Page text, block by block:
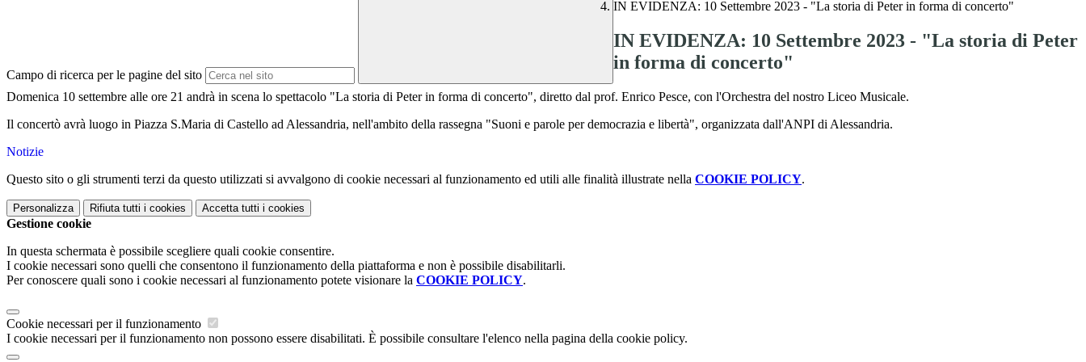
Campo di ricerca per le pagine del sito
IN EVIDENZA: 10 Settembre 2023 - "La storia di Peter in forma di concerto"
IN EVIDENZA: 10 Settembre 2023 - "La storia di Peter
in forma di concerto"
Domenica 10 settembre alle ore 21 andrà in scena lo spettacolo "La storia di Peter in forma di concerto", diretto dal prof. Enrico Pesce, con l'Orchestra del nostro Liceo Musicale.
Il concertò avrà luogo in Piazza S.Maria di Castello ad Alessandria, nell'ambito della rassegna "Suoni e parole per democrazia e libertà", organizzata dall'ANPI di Alessandria.
Notizie
Questo sito o gli strumenti terzi da questo utilizzati si avvalgono di cookie necessari al funzionamento ed utili alle finalità illustrate nella COOKIE POLICY.
Personalizza Rifiuta tutti i cookies Accetta tutti i cookies
Gestione cookie
In questa schermata è possibile scegliere quali cookie consentire.
I cookie necessari sono quelli che consentono il funzionamento della piattaforma e non è possibile disabilitarli.
Per conoscere quali sono i cookie necessari al funzionamento potete visionare la COOKIE POLICY.
Cookie necessari per il funzionamento
I cookie necessari per il funzionamento non possono essere disabilitati. È possibile consultare l'elenco nella pagina della cookie policy.